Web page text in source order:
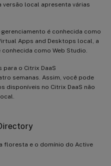
versão local apresenta várias
é conhecida como
Apps and Desktops local, a
como Web Studio.
para o Citrix DaaS
semanas. Assim, você pode
disponíveis no Citrix DaaS não
floresta e o domínio do Active